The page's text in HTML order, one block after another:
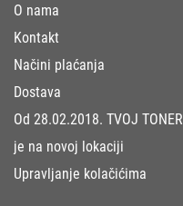
O nama
Kontakt
Načini plaćanja
Dostava
Od 28.02.2018. TVOJ TONER
je na novoj lokaciji
Upravljanje kolačićima